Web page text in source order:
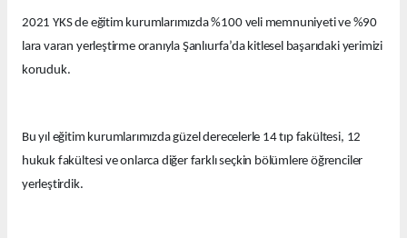
2021 YKS de eğitim kurumlarımızda %100 veli memnuniyeti ve %90
lara varan yerleştirme oranıyla Şanlıurfa’da kitlesel başarıdaki yerimizi
koruduk.
Bu yıl eğitim kurumlarımızda güzel derecelerle 14 tıp fakültesi, 12
hukuk fakültesi ve onlarca diğer farklı seçkin bölümlere öğrenciler
yerleştirdik.